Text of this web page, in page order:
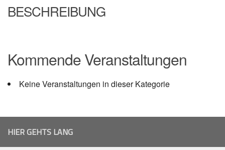
BESCHREIBUNG
Kommende Veranstaltungen
Keine Veranstaltungen in dieser Kategorie
HIER GEHTS LANG